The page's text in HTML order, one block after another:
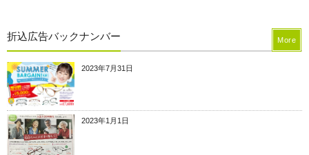
折込広告バックナンバー
2023年7月31日
2023年1月1日
More